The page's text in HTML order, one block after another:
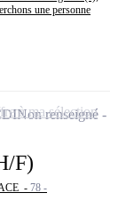
une personne
F)
- 78 -
Non renseigné
à ma sélection